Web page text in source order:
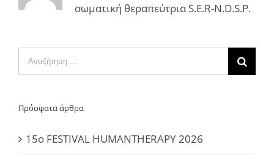
σωματική θεραπεύτρια S.E.R-N.D.S.P.
Αναζήτηση
...
Πρόσφατα άρθρα
15ο FESTIVAL HUMANTHERAPY 2026